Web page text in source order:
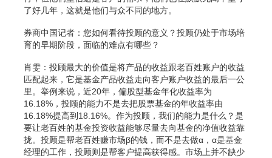
了好几年，这就是他们与众不同的地方。
券商中国记者：您如何看待投顾的意义？投顾仍处于市场培
育的早期阶段，面临的难点有哪些？
肖雯：投顾最大的价值是将产品的收益跟老百姓账户的收益
匹配起来，它是基金产品收益走向客户账户收益的最后一公
里。举例来说，近20年，偏股型基金年化收益率为
16.18%，投顾的能力不是去把股票基金的年收益率由
16.18%提高到18.16%。作为投顾，我们的能力是什么？是
要让老百姓的基金投资收益能够尽量去向基金的净值收益靠
拢。投顾是帮老百姓赚市场β的钱，而不是去做α，α是基金
经理的工作，投顾则是帮客户提高获得感。市场上并不缺少